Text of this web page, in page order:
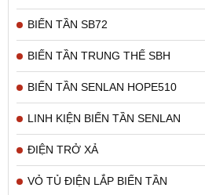
BIẾN TẦN SB72
BIẾN TẦN TRUNG THẾ SBH
BIẾN TẦN SENLAN HOPE510
LINH KIỆN BIẾN TẦN SENLAN
ĐIỆN TRỞ XẢ
VỎ TỦ ĐIỆN LẮP BIẾN TẦN